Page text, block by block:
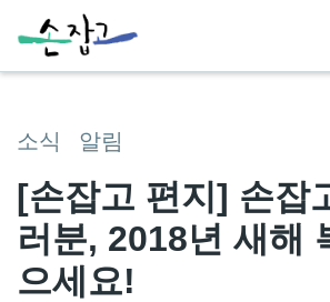
소식 알림
[손잡고 편지] 손잡
러분, 2018년 새해
으세요!